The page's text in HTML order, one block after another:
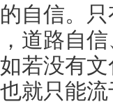
自信。
道路自
若没有
就只能